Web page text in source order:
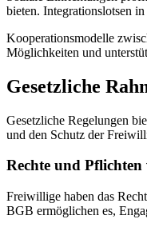
bieten. Integrationslotsen
Kooperationsmodelle
Möglichkeiten und
Gesetzliche
Gesetzliche Regelungen
und den Schutz der
Rechte und
Freiwillige haben das
BGB ermöglichen es,